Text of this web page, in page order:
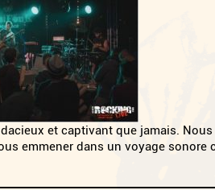
et captivant que jamais.
emmener dans un voyage sonore